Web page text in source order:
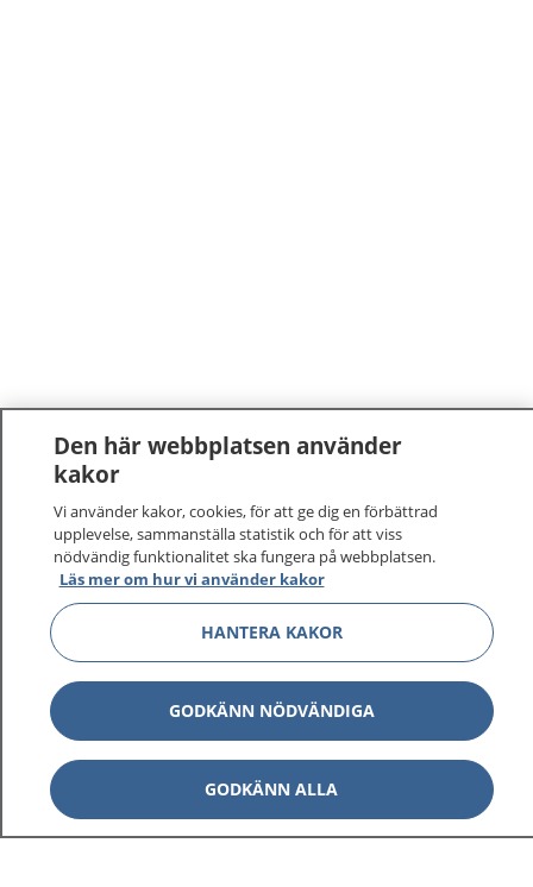
1177–tryggt om din hälsa och vård
På 1177.se får du råd om hälsa och information om
sjukdomar och vilka mottagningar du kan kontakta.
Logga in för att läsa din journal och göra dina
vårdärenden. Ring telefonnummer 1177 för
sjukvårdsrådgivning dygnet runt.
1177 ger dig råd när du vill må bättre.
Den här webbplatsen använder
kakor
Vi använder kakor, cookies, för att ge dig en förbättrad
upplevelse, sammanställa statistik och för att viss
nödvändig funktionalitet ska fungera på webbplatsen.
Läs mer om hur vi använder kakor
HANTERA KAKOR
GODKÄNN NÖDVÄNDIGA
GODKÄNN ALLA